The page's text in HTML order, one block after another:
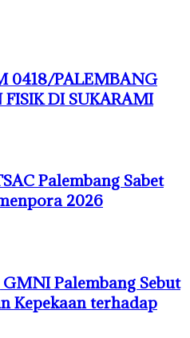
0418/PALEMBANG
FISIK DI SUKARAMI
Palembang Sabet
2026
Palembang Sebut
Kepekaan terhadap